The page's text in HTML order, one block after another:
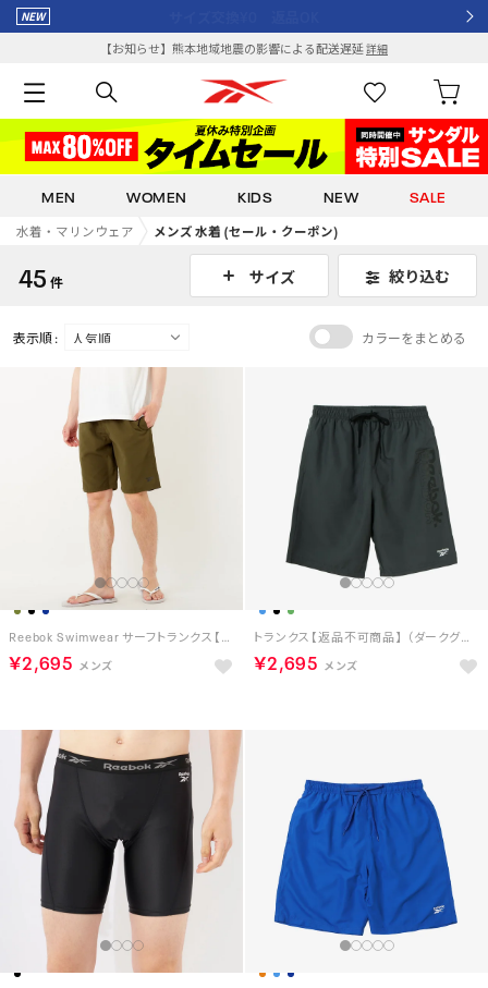
【お知らせ】熊本地域地震の影響による配送遅延詳細
MEN WOMEN KIDS NEW SALE
水着・マリンウェア メンズ 水着 (セール・クーポン)
45 件 サイズ 絞り込む
表示順 : カラーをまとめる
Reebok Swimwear サーフトランクス【返品不可商品】 （カーキ）
￥2,695
トランクス【返品不可商品】 （ダークグリーン）
￥2,695